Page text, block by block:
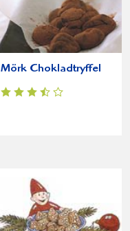
Mörk Chokladtryffel